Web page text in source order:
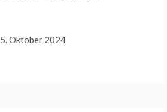
Oktober 2024